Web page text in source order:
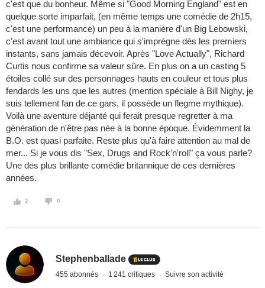
c'est que du bonheur. Même si "Good Morning England" est en
quelque sorte imparfait, (en même temps une comédie de 2h15,
c'est une performance) un peu à la manière d'un Big Lebowski,
c'est avant tout une ambiance qui s'imprégne dès les premiers
instants, sans jamais décevoir. Après "Love Actually", Richard
Curtis nous confirme sa valeur sûre. En plus on a un casting 5
étoiles collé sur des personnages hauts en couleur et tous plus
fendards les uns que les autres (mention spéciale à Bill Nighy, je
suis tellement fan de ce gars, il possède un flegme mythique).
Voilà une aventure déjanté qui ferait presque regretter à ma
génération de n'être pas née à la bonne époque. Évidemment la
B.O. est quasi parfaite. Reste plus qu'à faire attention au mal de
mer... Si je vous dis "Sex, Drugs and Rock'n'roll" ça vous parle?
Une des plus brillante comédie britannique de ces dernières
années.
2 0
Stephenballade
455 abonnés 1 241 critiques Suivre son activité